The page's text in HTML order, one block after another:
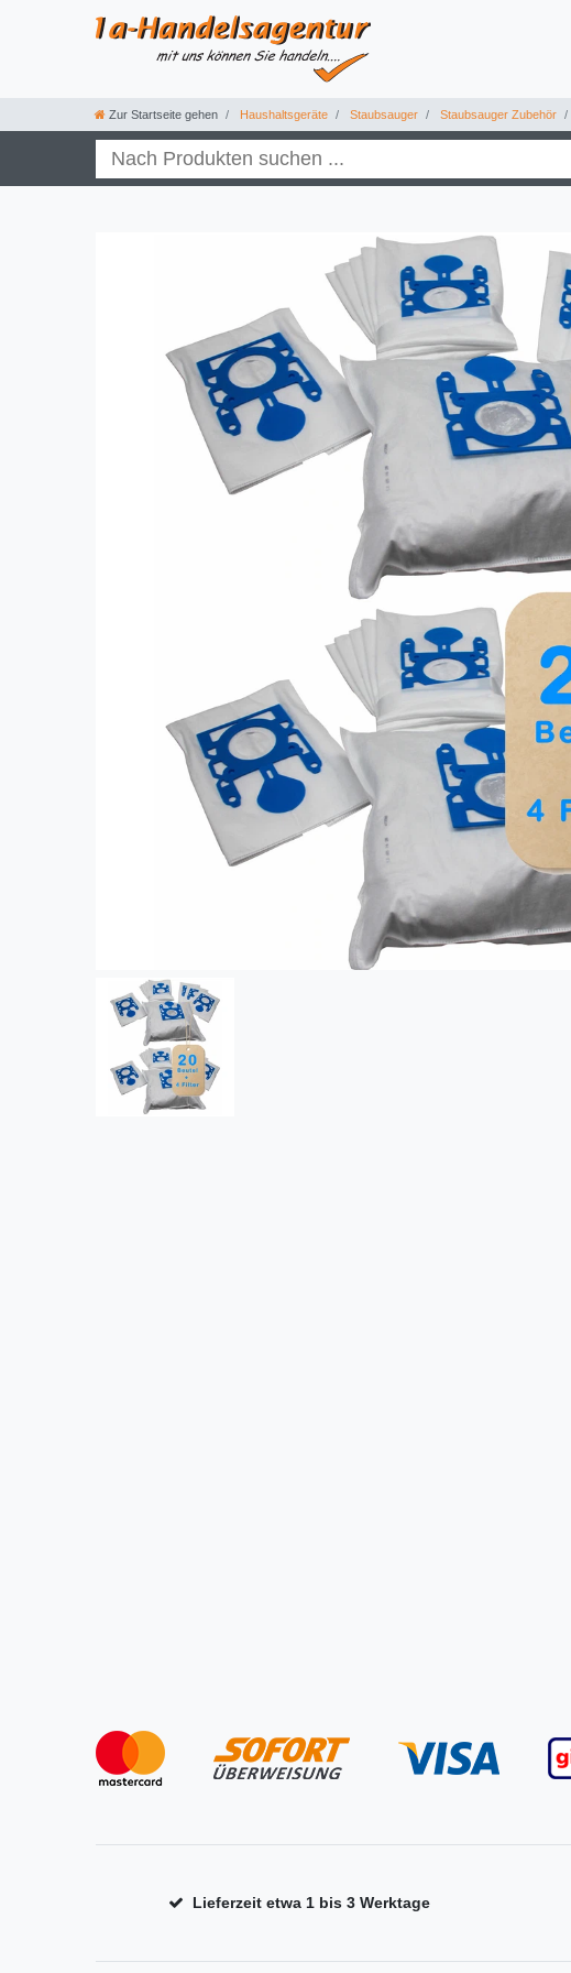
Zur Startseite gehen Haushaltsgeräte Staubsauger Staubsauger Zubehör
Lieferzeit etwa 1 bis 3 Werktage